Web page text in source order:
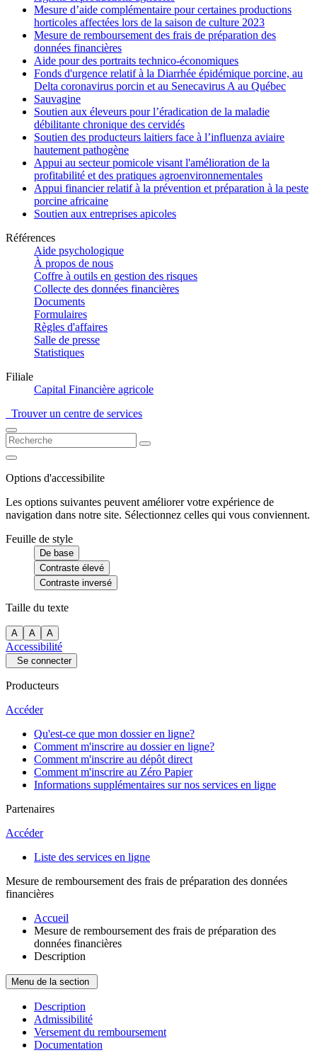
Mesure d’aide complémentaire pour certaines productions
horticoles affectées lors de la saison de culture 2023
Mesure de remboursement des frais de préparation des
données financières
Aide pour des portraits technico-économiques
Fonds d'urgence relatif à la Diarrhée épidémique porcine, au
Delta coronavirus porcin et au Senecavirus A au Québec
Sauvagine
Soutien aux éleveurs pour l’éradication de la maladie
débilitante chronique des cervidés
Soutien des producteurs laitiers face à l’influenza aviaire
hautement pathogène
Appui au secteur pomicole visant l'amélioration de la
profitabilité et des pratiques agroenvironnementales
Appui financier relatif à la prévention et préparation à la peste
porcine africaine
Soutien aux entreprises apicoles
Références
Aide psychologique
À propos de nous
Coffre à outils en gestion des risques
Collecte des données financières
Documents
Formulaires
Règles d'affaires
Salle de presse
Statistiques
Filiale
Capital Financière agricole
Trouver un centre de services
Options d'accessibilite
Les options suivantes peuvent améliorer votre expérience de
navigation dans notre site. Sélectionnez celles qui vous conviennent.
Feuille de style
De base
Contraste élevé
Contraste inversé
Taille du texte
A A A
Accessibilité
Se connecter
Producteurs
Accéder
Qu'est-ce que mon dossier en ligne?
Comment m'inscrire au dossier en ligne?
Comment m'inscrire au dépôt direct
Comment m'inscrire au Zéro Papier
Informations supplémentaires sur nos services en ligne
Partenaires
Accéder
Liste des services en ligne
Mesure de remboursement des frais de préparation des données
financières
Accueil
Mesure de remboursement des frais de préparation des
données financières
Description
Menu de la section
Description
Admissibilité
Versement du remboursement
Documentation